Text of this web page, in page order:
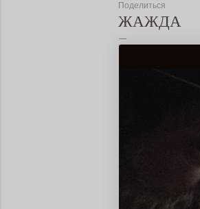
Поделиться
ЖАЖДА